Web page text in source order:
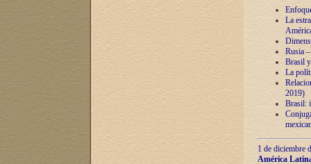
La
Rusia
Brasil
La
2019)
Brasil:
1 de diciembre
América